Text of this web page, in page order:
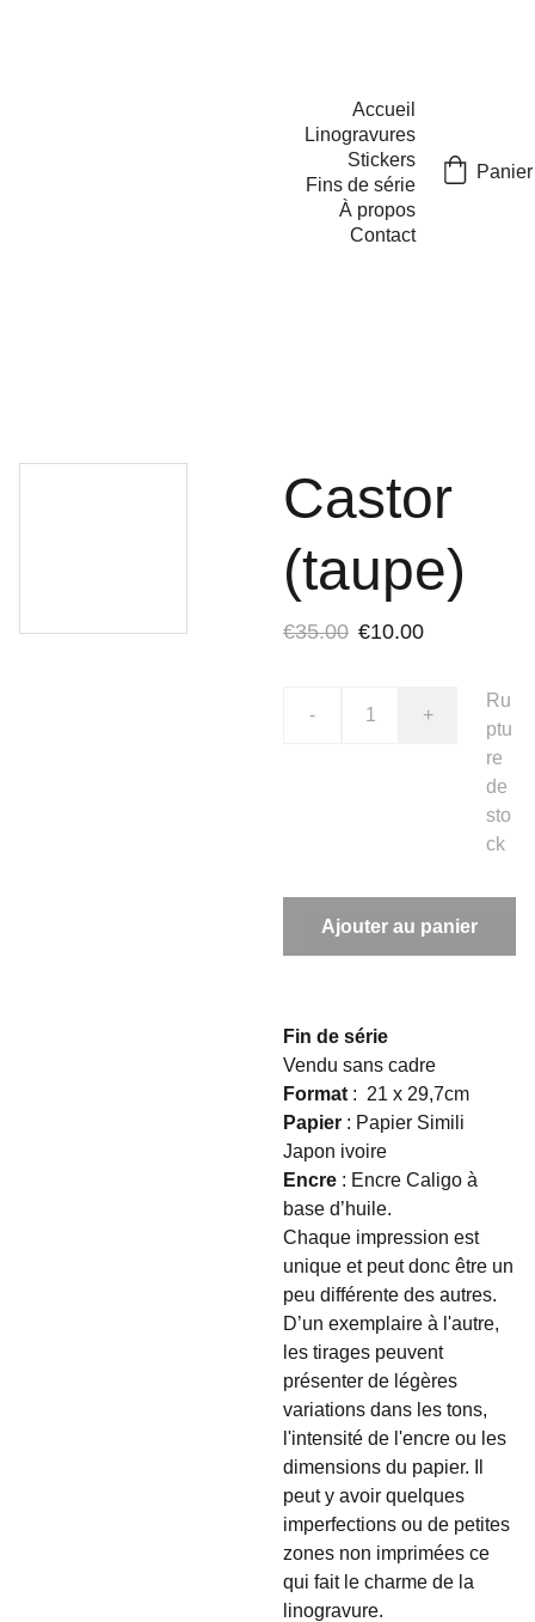
Accueil
Linogravures
Stickers
Fins de série
À propos
Contact
Panier
Castor
(taupe)
€35.00 €10.00
- +
Ru
ptu
re
de
sto
ck
Ajouter au panier
Fin de série
Vendu sans cadre
Format : 21 x 29,7cm
Papier : Papier Simili
Japon ivoire
Encre : Encre Caligo à
base d’huile.
Chaque impression est
unique et peut donc être un
peu différente des autres.
D’un exemplaire à l'autre,
les tirages peuvent
présenter de légères
variations dans les tons,
l'intensité de l'encre ou les
dimensions du papier. Il
peut y avoir quelques
imperfections ou de petites
zones non imprimées ce
qui fait le charme de la
linogravure.